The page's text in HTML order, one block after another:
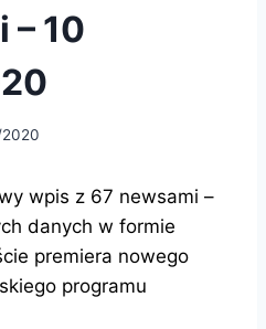
– 10
wpis z 67 newsami –
danych w formie
premiera nowego
programu